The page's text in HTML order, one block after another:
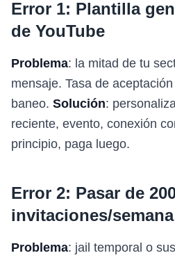
Error 1: Plantilla
de YouTube
Problema: la mitad de tu
mensaje. Tasa de
baneo. Solución:
reciente, evento, conexión
principio, paga luego.
Error 2: Pasar de
invitaciones/semana
Problema: jail temporal o